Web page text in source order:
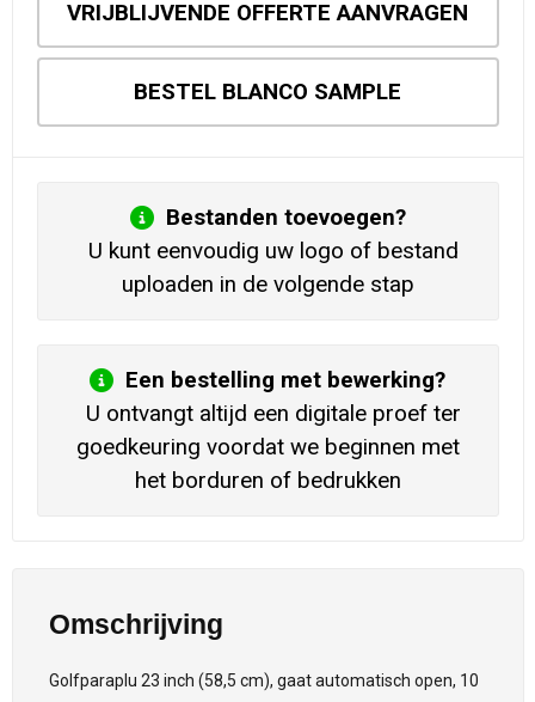
VRIJBLIJVENDE OFFERTE AANVRAGEN
BESTEL BLANCO SAMPLE
Bestanden toevoegen?
U kunt eenvoudig uw logo of bestand
uploaden in de volgende stap
Een bestelling met bewerking?
U ontvangt altijd een digitale proef ter
goedkeuring voordat we beginnen met
het borduren of bedrukken
Omschrijving
Golfparaplu 23 inch (58,5 cm), gaat automatisch open, 10